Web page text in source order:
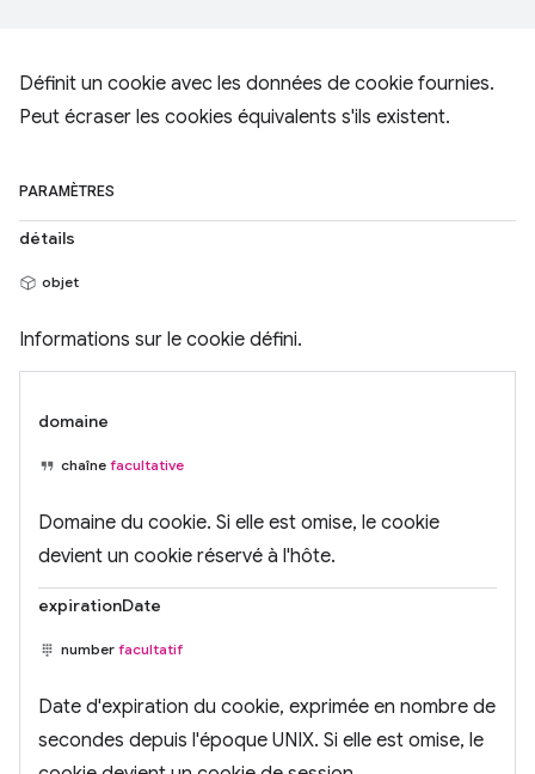
Définit un cookie avec les données de cookie fournies.
Peut écraser les cookies équivalents s'ils existent.
PARAMÈTRES
détails
objet
Informations sur le cookie défini.
domaine
chaîne facultative
Domaine du cookie. Si elle est omise, le cookie
devient un cookie réservé à l'hôte.
expirationDate
number facultatif
Date d'expiration du cookie, exprimée en nombre de
secondes depuis l'époque UNIX. Si elle est omise, le